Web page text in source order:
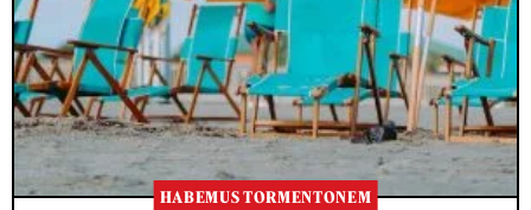
HABEMUS TORMENTONEM